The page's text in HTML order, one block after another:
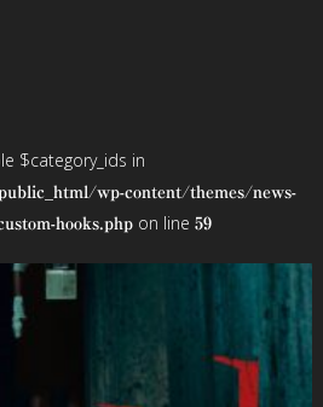
$category_ids in
wp-content/themes/news-
hooks.phpon line 59